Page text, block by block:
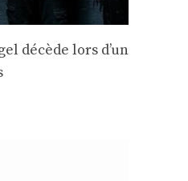
décède lors d’un